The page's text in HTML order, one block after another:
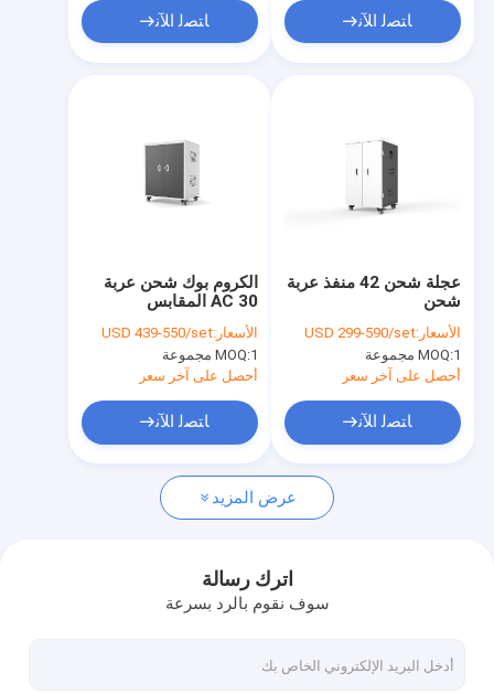
عرض الواقع الافتراضي
حول بنا
ضبط الجودة
اتصل بنا
أخبار
خزانة شحن الكمبيوتر المحمول
خزانة شحن قابلة للقفل
ﺎﺘﺼﻟ ﺍﻶﻧ ﺎﺘﺼﻟ ﺍﻶﻧ
الكروم بوك شحن عربة
30 AC المقابس
الكهربائية خزانة الشحن
الأسعار:USD 439-550/set
MOQ:1 مجموعة
أحصل على آخر سعر
ﺎﺘﺼﻟ ﺍﻶﻧ
عجلة شحن 42 منفذ عربة
شحن
الأسعار:USD 299-590/set
MOQ:1 مجموعة
أحصل على آخر سعر
ﺎﺘﺼﻟ ﺍﻶﻧ
عرض المزيد
اترك رسالة
سوف نقوم بالرد بسرعة